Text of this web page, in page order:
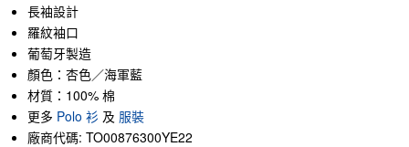
長袖設計
羅紋袖口
葡萄牙製造
顏色：杏色／海軍藍
材質：100% 棉
更多 Polo 衫 及 服裝
廠商代碼: TO00876300YE22